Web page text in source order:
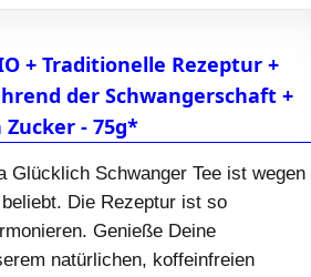
+ Traditionelle Rezeptur +
der Schwangerschaft +
- 75g*
Schwanger Tee ist wegen
Die Rezeptur ist so
Genieße Deine
natürlichen, koffeinfreien